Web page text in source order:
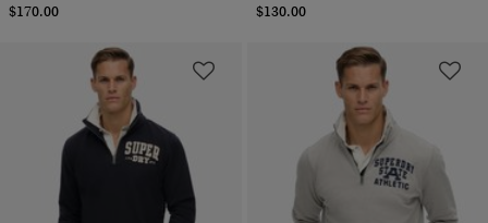
$170.00 $130.00